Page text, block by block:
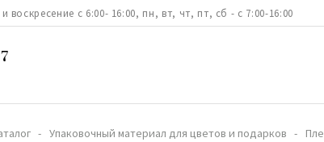
с 6:00- 16:00, пн, вт, чт, пт, сб - с 7:00-16:00
Упаковочный материал для цветов и подарков